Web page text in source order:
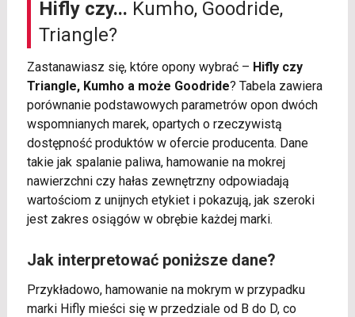
Hifly czy... Kumho, Goodride,
Triangle?
Zastanawiasz się, które opony wybrać – Hifly czy
Triangle, Kumho a może Goodride? Tabela zawiera
porównanie podstawowych parametrów opon dwóch
wspomnianych marek, opartych o rzeczywistą
dostępność produktów w ofercie producenta. Dane
takie jak spalanie paliwa, hamowanie na mokrej
nawierzchni czy hałas zewnętrzny odpowiadają
wartościom z unijnych etykiet i pokazują, jak szeroki
jest zakres osiągów w obrębie każdej marki.
Jak interpretować poniższe dane?
Przykładowo, hamowanie na mokrym w przypadku
marki Hifly mieści się w przedziale od B do D, co